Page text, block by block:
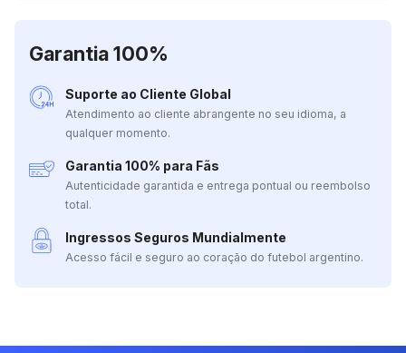
Garantia 100%
Suporte ao Cliente Global
Atendimento ao cliente abrangente no seu idioma, a
qualquer momento.
Garantia 100% para Fãs
Autenticidade garantida e entrega pontual ou reembolso
total.
Ingressos Seguros Mundialmente
Acesso fácil e seguro ao coração do futebol argentino.